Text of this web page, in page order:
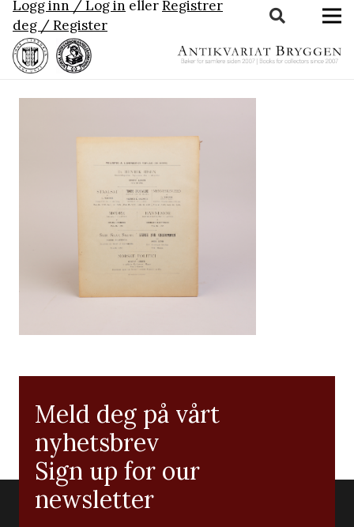
Logg inn / Log in ellerRegistrer
deg / Register
Meld deg på vårt
nyhetsbrev
Sign up for our
newsletter